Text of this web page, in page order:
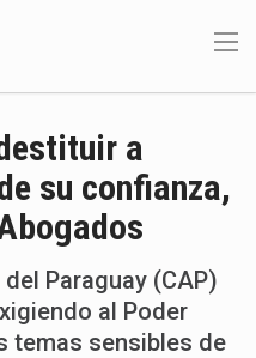
a
su confianza,
Paraguay (CAP)
al Poder
temas sensibles de